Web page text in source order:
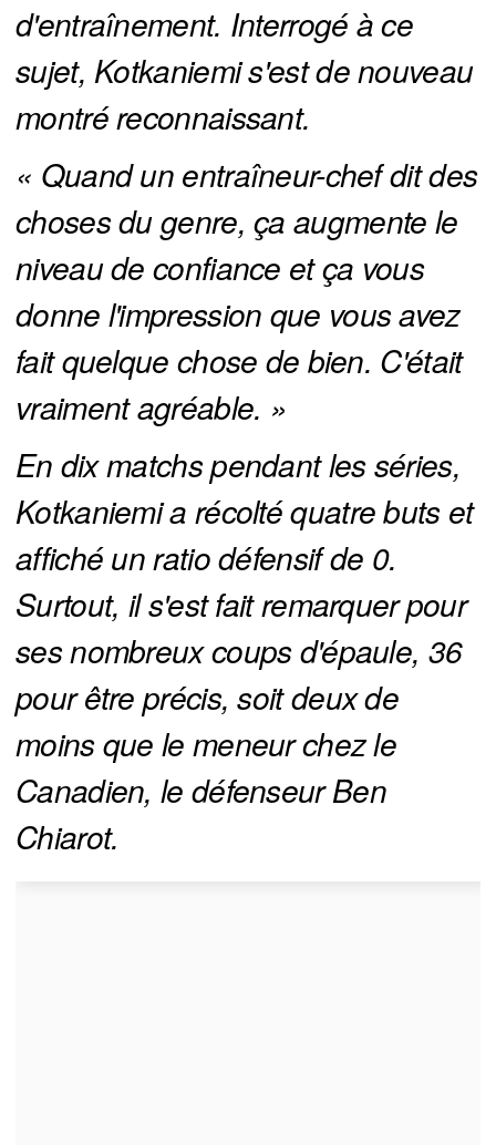
d'entraînement. Interrogé à ce
sujet, Kotkaniemi s'est de nouveau
montré reconnaissant.
« Quand un entraîneur-chef dit des
choses du genre, ça augmente le
niveau de confiance et ça vous
donne l'impression que vous avez
fait quelque chose de bien. C'était
vraiment agréable. »
En dix matchs pendant les séries,
Kotkaniemi a récolté quatre buts et
affiché un ratio défensif de 0.
Surtout, il s'est fait remarquer pour
ses nombreux coups d'épaule, 36
pour être précis, soit deux de
moins que le meneur chez le
Canadien, le défenseur Ben
Chiarot.